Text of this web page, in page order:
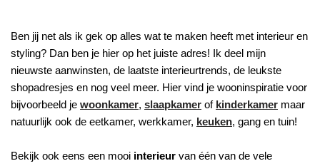
Ben jij net als ik gek op alles wat te maken heeft met interieur en
styling? Dan ben je hier op het juiste adres! Ik deel mijn
nieuwste aanwinsten, de laatste interieurtrends, de leukste
shopadresjes en nog veel meer. Hier vind je wooninspiratie voor
bijvoorbeeld je woonkamer, slaapkamer of kinderkamer maar
natuurlijk ook de eetkamer, werkkamer, keuken, gang en tuin!
Bekijk ook eens een mooi interieur van één van de vele